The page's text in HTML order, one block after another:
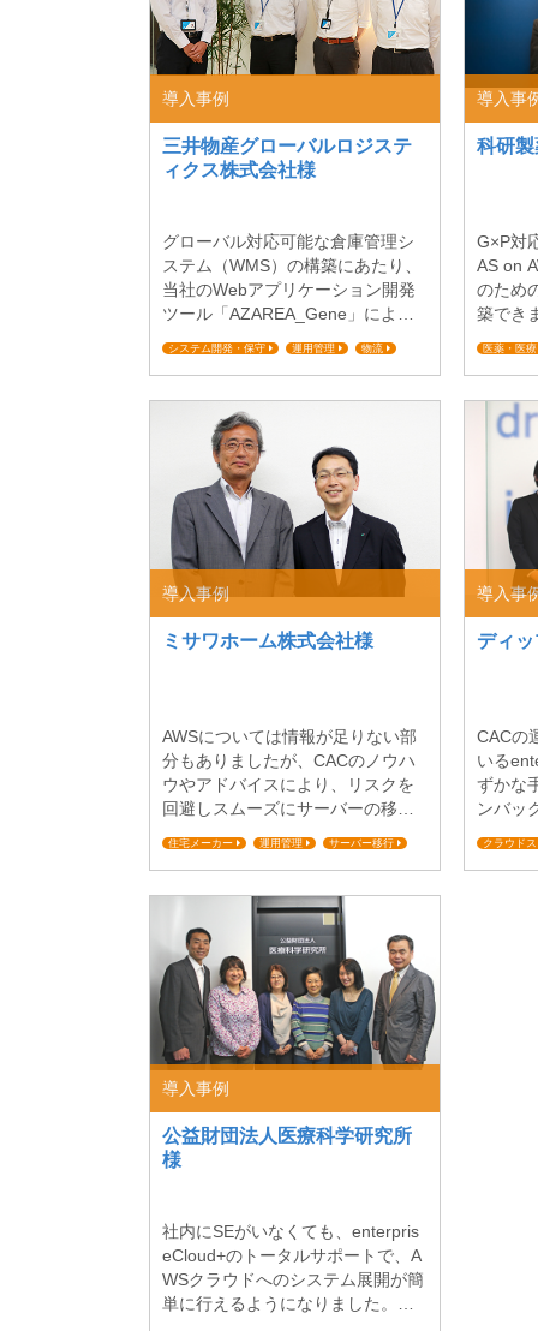
リッジグループは、100年以上にわ
たり社会インフラの整備に貢献し
てきた企業グループで、橋梁をは
駆使し
金融サ
り快適
導入事例
三井物産グローバルロジステ
ィクス株式会社様
グローバル対応可能な倉庫管理シ
ステム（WMS）の構築にあたり、
当社のWebアプリケーション開発
ツール「AZAREA_Gene」による
やすくコンパクトな機能を持った
ベースシステムの開発を実現しま
した。さらに、WMS稼動基盤には
システムリソースを素早く、柔軟
に拡張可能なAmazon Web Service
sを選択。システム構築と運用業務
に必要な監視機能に加え、スケジ
ュール...
システム開発・保守 運用管理
物流
導入事
科研
G×P対
AS on
のため
築でき
管理シ
ぎSAS
では、
理シス
される
要とな
でPC
医薬・医療
導入事例
ミサワホーム株式会社様
AWSについては情報が足りない部
分もありましたが、CACのノウハ
ウやアドバイスにより、リスクを
回避しスムーズにサーバーの移行
たい 企画管理本部 情報システム部
システム推進課 参事 森嶌 浩之氏
ミサワホームにおけるクラウドの
利用状況について教えてくださ
い。 ミサワホームでは、2014年夏
を目処に自社のマシン室を閉鎖
し、今後は基本的に自社でサーバ
ーを持たない方針のも...
住宅メーカー 運用管理
サーバー移行
導入事
ディ
CACの
いる
ずかな
ンバッ
クラウド
導入事例
公益財団法人医療科学研究所
様
社内にSEがいなくても、enterpris
eCloud+のトータルサポートで、A
WSクラウドへのシステム展開が簡
単に行えるようになりました。